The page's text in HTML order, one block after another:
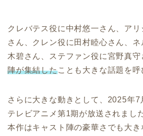
クレバテス役に中村悠一さん、ア
さん、クレン役に田村睦心さん、
木碧さん、ステファン役に宮野真守
陣が集結したことも大きな話題を呼
さらに大きな動きとして、2025年7
テレビアニメ第1期が放送されまし
本作はキャスト陣の豪華さでも大